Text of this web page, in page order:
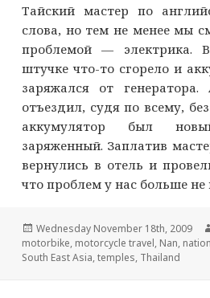
Тайский мастер по
слова, но тем не менее мы
проблемой — электрика.
штучке что-то сгорело и
заряжался от
отъездил, судя по всему,
аккумулятор был
заряженный. Заплатив
вернулись в отель и
что проблем у нас больше не
Опубликовано
Wednesday November 18th, 2009
motorbike, motorcycle travel, Nan,
South East Asia,temples, Thailand